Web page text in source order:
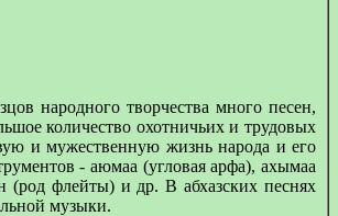
народного творчества много песен,
количество охотничьих и трудовых
и мужественную жизнь народа и его
- аюмаа (угловая арфа), ахымаа
(род флейты) и др. В абхазских песнях
музыки.